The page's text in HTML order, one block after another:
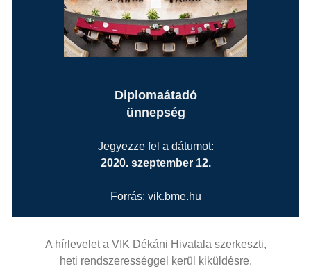
Diplomaátadó
ünnepség
Jegyezze fel a dátumot:
2020. szeptember 12.
Forrás: vik.bme.hu
A hírlevelet a VIK Dékáni Hivatala szerkeszti,
heti rendszerességgel kerül kiküldésre.